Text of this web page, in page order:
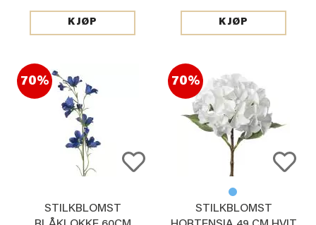
KJØP KJØP
70%
STILKBLOMST
70%
STILKBLOMST